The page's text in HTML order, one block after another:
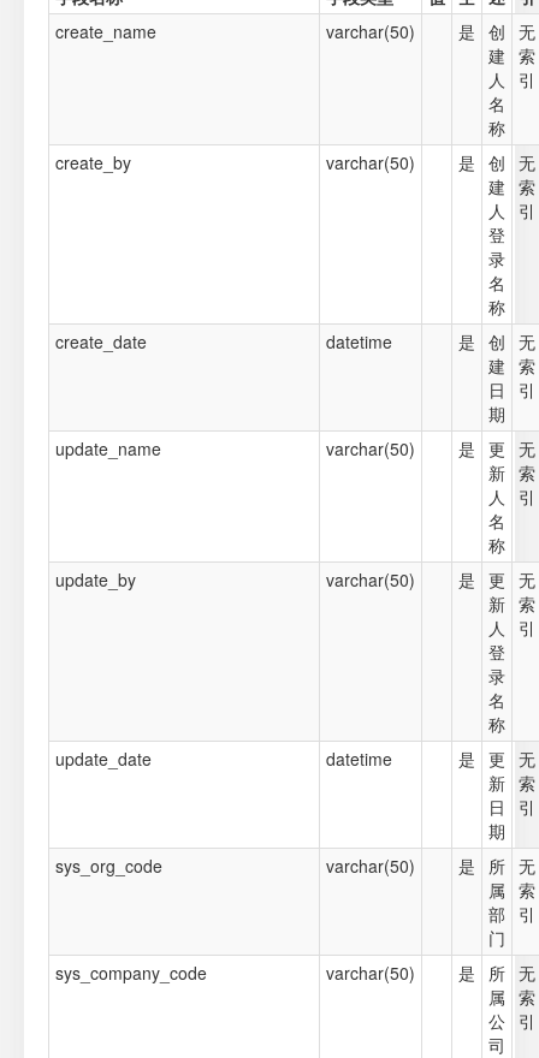
create_name
varchar(50) 是 创
建
人
名
称
无
索
引
create_by varchar(50) 是 创
建
人
登
录
名
称
无
索
引
create_date datetime 是 创
建
日
期
无
索
引
update_name varchar(50) 是 更
新
人
名
称
无
索
引
update_by varchar(50) 是 更
新
人
登
录
名
称
无
索
引
update_date datetime 是 更
新
日
期
无
索
引
sys_org_code varchar(50) 是
所
属
部
门
无
索
引
sys_company_code varchar(50) 是
所
属
公
司
无
索
引